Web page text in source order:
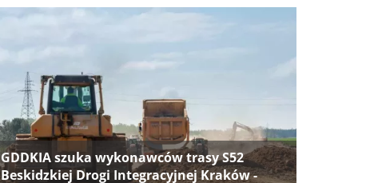
GDDKIA szuka wykonawców trasy S52
Beskidzkiej Drogi Integracyjnej Kraków -